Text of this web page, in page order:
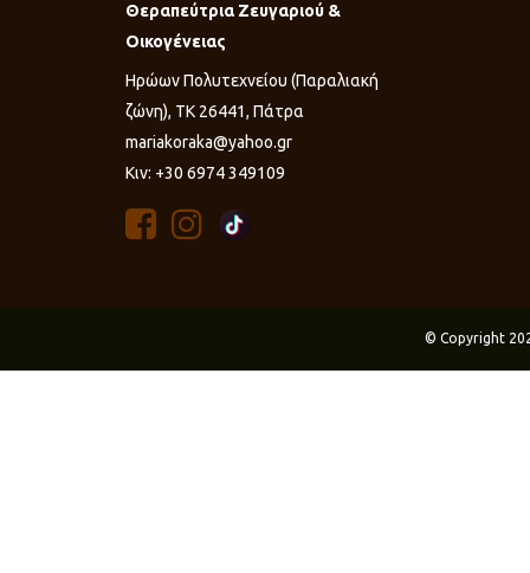
Θεραπεύτρια Ζευγαριού &
Οικογένειας
Ηρώων Πολυτεχνείου (Παραλιακή
ζώνη), ΤΚ 26441, Πάτρα
mariakoraka@yahoo.gr
Κιν: +30 6974 349109
© Copyright